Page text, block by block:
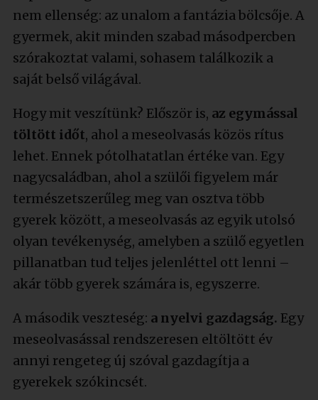
nem ellenség: az unalom a fantázia bölcsője. A
gyermek, akit minden szabad másodpercben
szórakoztat valami, sohasem találkozik a
saját belső világával.
Hogy mit veszítünk? Először is, az egymással
töltött időt, ahol a meseolvasás közös rítus
lehet. Ennek pótolhatatlan értéke van. Egy
nagycsaládban, ahol a szülői figyelem már
természetszerűleg meg van osztva több
gyerek között, a meseolvasás az egyik utolsó
olyan tevékenység, amelyben a szülő egyetlen
pillanatban tud teljes jelenléttel ott lenni –
akár több gyerek számára is, egyszerre.
A második veszteség: a nyelvi gazdagság. Egy
meseolvasással rendszeresen eltöltött év
annyi rengeteg új szóval gazdagítja a
gyerekek szókincsét.